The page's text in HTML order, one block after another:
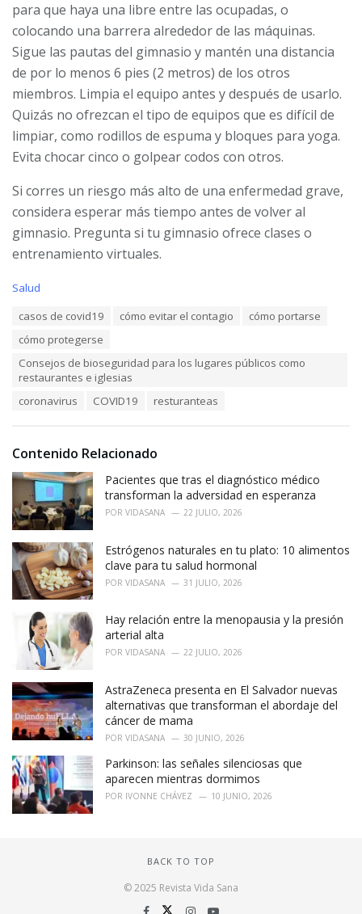
para que haya una libre entre las ocupadas, o
colocando una barrera alrededor de las máquinas.
Sigue las pautas del gimnasio y mantén una distancia
de por lo menos 6 pies (2 metros) de los otros
miembros. Limpia el equipo antes y después de usarlo.
Quizás no ofrezcan el tipo de equipos que es difícil de
limpiar, como rodillos de espuma y bloques para yoga.
Evita chocar cinco o golpear codos con otros.
Si corres un riesgo más alto de una enfermedad grave,
considera esperar más tiempo antes de volver al
gimnasio. Pregunta si tu gimnasio ofrece clases o
entrenamiento virtuales.
C
Salud
casos de covid19 cómo evitar el contagio
cómo portarse
cómo protegerse
Consejos de bioseguridad para los lugares públicos como
restaurantes e iglesias
coronavirus
COVID19 resturanteas
Contenido Relacionado
Pacientes que tras el diagnóstico médico
transforman la adversidad en esperanza
POR VIDASANA 22 JULIO, 2026
Estrógenos naturales en tu plato: 10 alimentos
clave para tu salud hormonal
POR VIDASANA 31 JULIO, 2026
Hay relación entre la menopausia y la presión
arterial alta
POR VIDASANA 22 JULIO, 2026
AstraZeneca presenta en El Salvador nuevas
alternativas que transforman el abordaje del
cáncer de mama
POR VIDASANA 30 JUNIO, 2026
Parkinson: las señales silenciosas que
aparecen mientras dormimos
POR IVONNE CHÁVEZ 10 JUNIO, 2026
BACK TO TOP
© 2025 Revista Vida Sana